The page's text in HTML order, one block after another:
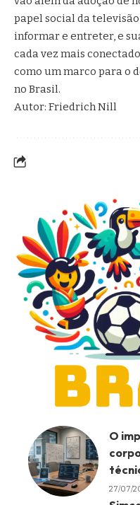
papel social da
informar e entreter, e
cada vez mais
como um marco para o
no Brasil.
Autor: Friedrich Nill
O
27/07/